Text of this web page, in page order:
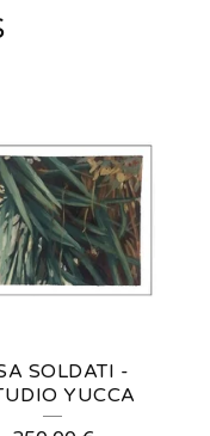
SOLDATI -
YUCCA